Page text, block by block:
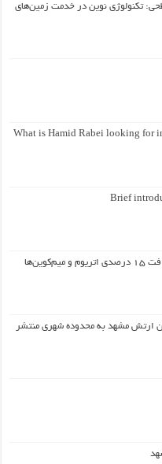
تکنولوژی نوین در خدمت زمین‌های
What is Hamid Rabei looking for
Brief
ارتش مشهد به محدوده شهری منتشر